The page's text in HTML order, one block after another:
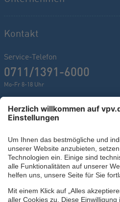
Kontakt
Service-Telefon
0711/1391-6000
Mo-Fr 8-18 Uhr
Kontaktformular